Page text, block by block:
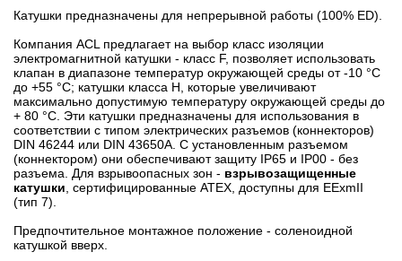
Катушки предназначены для непрерывной работы (100% ED).
Компания ACL предлагает на выбор класс изоляции
электромагнитной катушки - класс F, позволяет использовать
клапан в диапазоне температур окружающей среды от -10 °C
до +55 °C; катушки класса H, которые увеличивают
максимально допустимую температуру окружающей среды до
+ 80 °С. Эти катушки предназначены для использования в
соответствии с типом электрических разъемов (коннекторов)
DIN 46244 или DIN 43650A. С установленным разъемом
(коннектором) они обеспечивают защиту IP65 и IP00 - без
разъема. Для взрывоопасных зон - взрывозащищенные
катушки , сертифицированные ATEX, доступны для EExmII
(тип 7).
Предпочтительное монтажное положение - соленоидной
катушкой вверх.